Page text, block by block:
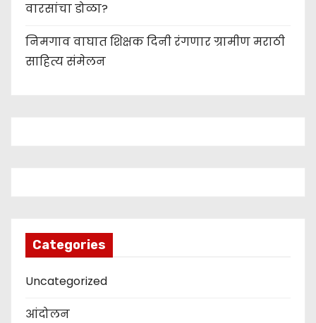
वारसांचा डोळा?
निमगाव वाघात शिक्षक दिनी रंगणार ग्रामीण मराठी
साहित्य संमेलन
Categories
Uncategorized
आंदोलन